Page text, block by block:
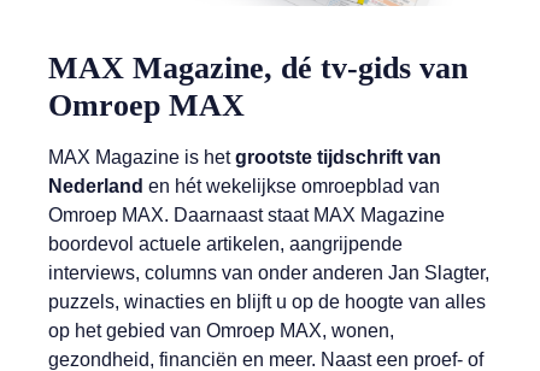
MAX Magazine, dé tv-gids van
Omroep MAX
MAX Magazine is hetgrootste tijdschrift van
Nederland en hét wekelijkse omroepblad van
Omroep MAX. Daarnaast staat MAX Magazine
boordevol actuele artikelen, aangrijpende
interviews, columns van onder anderen Jan Slagter,
puzzels, winacties en blijft u op de hoogte van alles
op het gebied van Omroep MAX, wonen,
gezondheid, financiën en meer. Naast een proef- of